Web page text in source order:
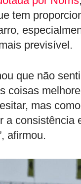
tem
previsível.
que não
coisas
mas
a
afirmou.